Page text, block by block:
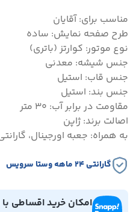
مناسب برای: آقایان
طرح صفحه نمایش: ساده
نوع موتور: کوارتز (باتری)
جنس شیشه: معدنی
جنس قاب: استیل
جنس بند: استیل
مقاومت در برابر آب: ۳۰ متر
اصالت برند: ژاپن
به همراه: جعبه اورجینال،
گارانتی ۲۴ ماهه وستا سرویس
امکان خرید اقساطی